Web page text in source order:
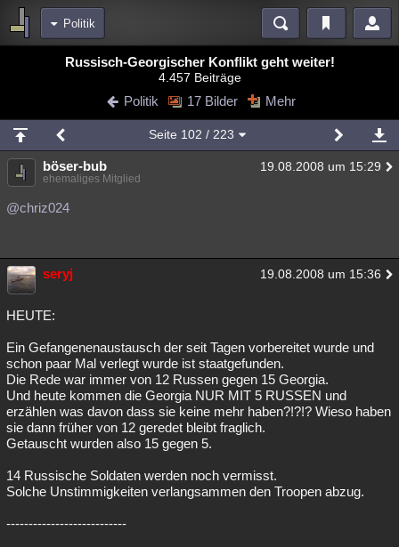
Politik
Blogs Videos
Chat Wiki Neuigkeiten
meine Rubriken
Menschen Wissenschaft Mystery Kriminalfälle
Spiritualität
weitere Rubriken
Philosophie
Musik Clash Verbesserungen Allmystery
Übersichten
Besucht Teilgenommen Alle Neue Geschlossen
Lesenswert Schlüsselwörter
Russisch-Georgischer Konflikt geht weiter!
4.457 Beiträge
Politik 17 Bilder Mehr
Seite 102 / 223
böser-bub 19.08.2008 um 15:29
ehemaliges Mitglied
@chriz024
seryj 19.08.2008 um 15:36
HEUTE:
Ein Gefangenenaustausch der seit Tagen vorbereitet wurde und
schon paar Mal verlegt wurde ist staatgefunden.
Die Rede war immer von 12 Russen gegen 15 Georgia.
Und heute kommen die Georgia NUR MIT 5 RUSSEN und
erzählen was davon dass sie keine mehr haben?!?!? Wieso haben
sie dann früher von 12 geredet bleibt fraglich.
Getauscht wurden also 15 gegen 5.
14 Russische Soldaten werden noch vermisst.
Solche Unstimmigkeiten verlangsammen den Troopen abzug.
---------------------------